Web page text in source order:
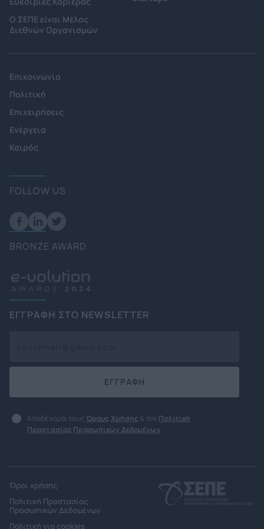
Ο ΣΕΠΕ είναι Μέλος
Διεθνών Οργανισμών
Επικοινωνία
Πολιτική
Επιχειρήσεις
Ενέργεια
Καιρός
FOLLOW US
BRONZE AWARD
ΕΓΓΡΑΦΗ ΣΤΟ NEWSLETTER
ΕΓΓΡΑΦΗ
Αποδέχομαι τους Όρους Χρήσης & την Πολιτική
Προστασίας Προσωπικών Δεδομένων
Όροι χρήσης
Πολιτική Προστασίας
Προσωπικών Δεδομένων
Πολιτική για cookies